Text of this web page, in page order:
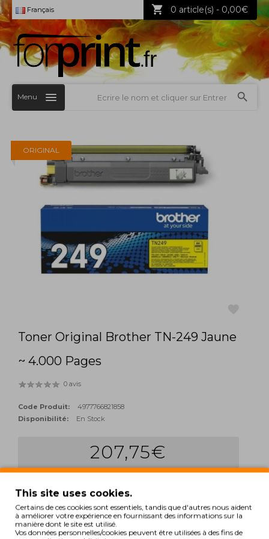
Français 0 article(s) - 0,00€
Menu
ORIGINAL
Toner Original Brother TN-249 Jaune
~ 4.000 Pages
0 avis
Code Produit:
4977766821858
Disponibilité:
En Stock
207,75€
Hors Taxes: 168,90€
TAGS:
This site uses cookies.
Certains de ces cookies sont essentiels, tandis que d'autres nous aident
à améliorer votre expérience en fournissant des informations sur la
manière dont le site est utilisé.
Vos données personnelles/cookies peuvent être utilisées à des fins de